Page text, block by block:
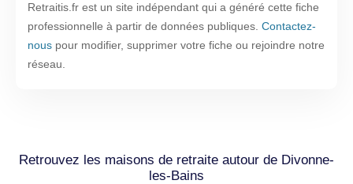
Retraitis.fr est un site indépendant qui a généré cette fiche
professionnelle à partir de données publiques. Contactez-
nous pour modifier, supprimer votre fiche ou rejoindre notre
réseau.
Retrouvez les maisons de retraite autour de Divonne-
les-Bains